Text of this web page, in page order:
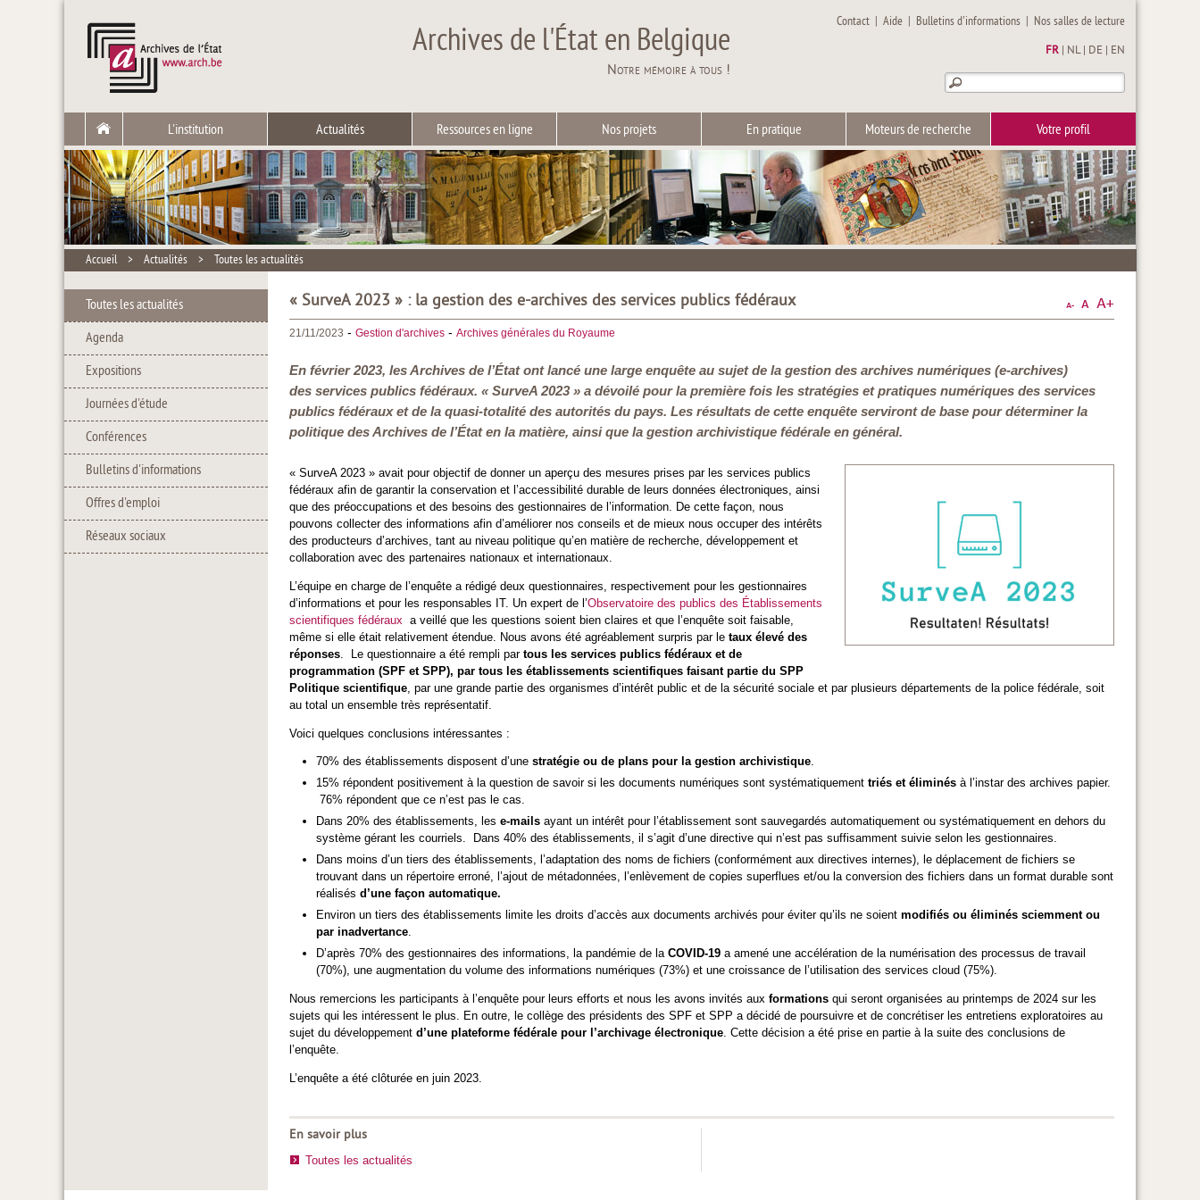
Archives de l'État en Belgique
Notre mémoire à tous !
Contact |Aide | Bulletins d'informations | Nos salles de lecture
FR NL| DE EN
L'institution Actualités Ressources en ligne Nos projets En pratique Moteurs de recherche Votre profil
Accueil > Actualités > Toutes les actualités
Toutes les actualités
Agenda
Expositions
Journées d'étude
Conférences
Bulletins d'informations
Offres d'emploi
Réseaux sociaux
« SurveA 2023 » : la gestion des e-archives des services publics fédéraux
21/11/2023 - Gestion d'archives - Archives générales du Royaume
En février 2023, les Archives de l’État ont lancé une large enquête au sujet de la gestion des archives numériques (e-archives)
des services publics fédéraux. « SurveA 2023 » a dévoilé pour la première fois les stratégies et pratiques numériques des services
publics fédéraux et de la quasi-totalité des autorités du pays. Les résultats de cette enquête serviront de base pour déterminer la
politique des Archives de l’État en la matière, ainsi que la gestion archivistique fédérale en général.
« SurveA 2023 » avait pour objectif de donner un aperçu des mesures prises par les services publics
fédéraux afin de garantir la conservation et l’accessibilité durable de leurs données électroniques, ainsi
que des préoccupations et des besoins des gestionnaires de l’information. De cette façon, nous
pouvons collecter des informations afin d’améliorer nos conseils et de mieux nous occuper des intérêts
des producteurs d’archives, tant au niveau politique qu’en matière de recherche, développement et
collaboration avec des partenaires nationaux et internationaux.
L’équipe en charge de l’enquête a rédigé deux questionnaires, respectivement pour les gestionnaires
d’informations et pour les responsables IT. Un expert de l’Observatoire des publics des Établissements
scientifiques fédéraux a veillé que les questions soient bien claires et que l’enquête soit faisable,
même si elle était relativement étendue. Nous avons été agréablement surpris par le taux élevé des
réponses . Le questionnaire a été rempli par tous les services publics fédéraux et de
programmation (SPF et SPP), par tous les établissements scientifiques faisant partie du SPP
Politique scientifique , par une grande partie des organismes d’intérêt public et de la sécurité sociale et par plusieurs départements de la police fédérale, soit
au total un ensemble très représentatif.
Voici quelques conclusions intéressantes :
70% des établissements disposent d’une stratégie ou de plans pour la gestion archivistique.
15% répondent positivement à la question de savoir si les documents numériques sont systématiquement triés et éliminés à l’instar des archives papier.
76% répondent que ce n’est pas le cas.
Dans 20% des établissements, les e-mails ayant un intérêt pour l’établissement sont sauvegardés automatiquement ou systématiquement en dehors du
système gérant les courriels. Dans 40% des établissements, il s’agit d’une directive qui n’est pas suffisamment suivie selon les gestionnaires.
Dans moins d’un tiers des établissements, l’adaptation des noms de fichiers (conformément aux directives internes), le déplacement de fichiers se
trouvant dans un répertoire erroné, l’ajout de métadonnées, l’enlèvement de copies superflues et/ou la conversion des fichiers dans un format durable sont
réalisés d’une façon automatique.
Environ un tiers des établissements limite les droits d’accès aux documents archivés pour éviter qu’ils ne soient modifiés ou éliminés sciemment ou
par inadvertance.
D’après 70% des gestionnaires des informations, la pandémie de la COVID-19 a amené une accélération de la numérisation des processus de travail
(70%), une augmentation du volume des informations numériques (73%) et une croissance de l’utilisation des services cloud (75%).
Nous remercions les participants à l’enquête pour leurs efforts et nous les avons invités aux formations qui seront organisées au printemps de 2024 sur les
sujets qui les intéressent le plus. En outre, le collège des présidents des SPF et SPP a décidé de poursuivre et de concrétiser les entretiens exploratoires au
sujet du développement d’une plateforme fédérale pour l’archivage électronique. Cette décision a été prise en partie à la suite des conclusions de
l’enquête.
L’enquête a été clôturée en juin 2023.
En savoir plus
Toutes les actualités